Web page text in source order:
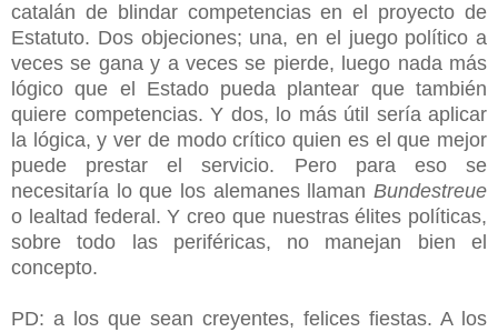
catalán de blindar competencias en el proyecto de
Estatuto. Dos objeciones; una, en el juego político a
veces se gana y a veces se pierde, luego nada más
lógico que el Estado pueda plantear que también
quiere competencias. Y dos, lo más útil sería aplicar
la lógica, y ver de modo crítico quien es el que mejor
puede prestar el servicio. Pero para eso se
necesitaría lo que los alemanes llaman Bundestreue
o lealtad federal. Y creo que nuestras élites políticas,
sobre todo las periféricas, no manejan bien el
concepto.
PD: a los que sean creyentes, felices fiestas. A los